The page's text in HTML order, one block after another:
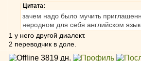
Цитата:
зачем надо было мучить
неродном для себя английском
1 у него другой диалект.
2 переводчик в доле.